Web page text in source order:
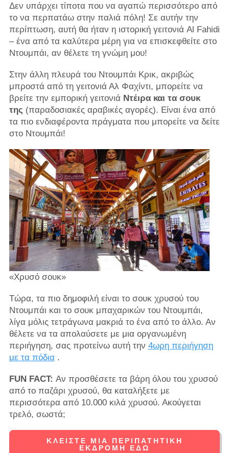
Δεν υπάρχει τίποτα που να αγαπώ περισσότερο από
το να περπατάω στην παλιά πόλη! Σε αυτήν την
περίπτωση, αυτή θα ήταν η ιστορική γειτονιά Al Fahidi
– ένα από τα καλύτερα μέρη για να επισκεφθείτε στο
Ντουμπάι, αν θέλετε τη γνώμη μου!
Στην άλλη πλευρά του Ντουμπάι Κρικ, ακριβώς
μπροστά από τη γειτονιά Αλ Φαχίντι, μπορείτε να
βρείτε την εμπορική γειτονιά Ντέιρα και τα σουκ
της (παραδοσιακές αραβικές αγορές). Είναι ένα από
τα πιο ενδιαφέροντα πράγματα που μπορείτε να δείτε
στο Ντουμπάι!
«Χρυσό σουκ»
Τώρα, τα πιο δημοφιλή είναι το σουκ χρυσού του
Ντουμπάι και το σουκ μπαχαρικών του Ντουμπάι,
λίγα μόλις τετράγωνα μακριά το ένα από το άλλο. Αν
θέλετε να τα απολαύσετε με μια οργανωμένη
περιήγηση, σας προτείνω αυτή την 4ωρη περιήγηση
με τα πόδια.
FUN FACT: Αν προσθέσετε τα βάρη όλου του χρυσού
από το παζάρι χρυσού, θα καταλήξετε με
περισσότερα από 10.000 κιλά χρυσού. Ακούγεται
τρελό, σωστά;
ΚΛΕΊΣΤΕ ΜΙΑ ΠΕΡΙΠΑΤΗΤΙΚΉ
ΕΚΔΡΟΜΉ ΕΔΏ